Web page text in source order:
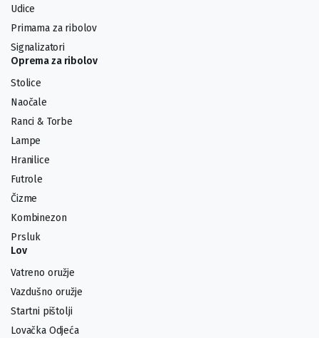
Udice
Primama za ribolov
Signalizatori
Oprema za ribolov
Stolice
Naočale
Ranci & Torbe
Lampe
Hranilice
Futrole
Čizme
Kombinezon
Prsluk
Lov
Vatreno oružje
Vazdušno oružje
Startni pištolji
Lovačka Odjeća